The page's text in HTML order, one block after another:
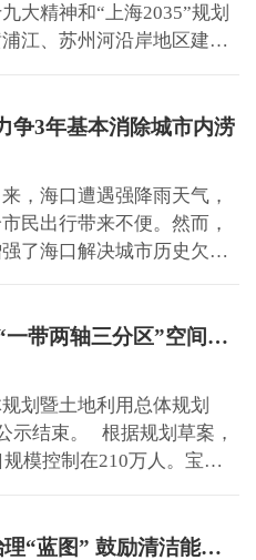
大精神和“上海2035”规划
江、苏州河沿岸地区建设
世界级滨水区”目标，实施
争3年基本消除城市内涝
，海口遭遇强降雨天气，
民出行带来不便。然而，
了海口解决城市历史欠账
衡、管网优化、海绵减量上海宝山2035总规:形成“一带两轴三分区”空间格局
划暨土地利用总体规划
示结束。 根据规划草案，
模控制在210万人。宝山
民点用地规模3.5平方公里。 至2035年，宝山将基...上海:公布未来5年空气治理“蓝图” 鼓励清洁能源“做加法”